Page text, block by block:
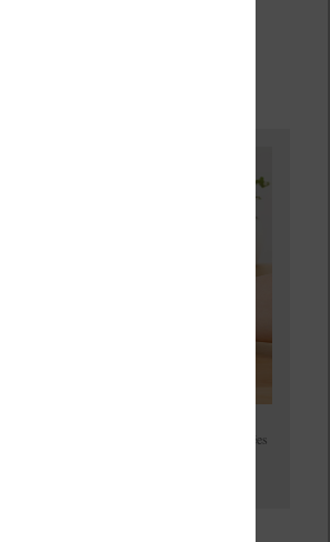
haut et moyen de
de 13.3 pouces sortie il y a quelques années